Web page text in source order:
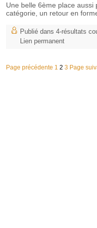
Une belle 6ème place aussi
catégorie, un retour en
Publié dans 4-résultats
Lien permanent
Page précédente 1 2 3 Page